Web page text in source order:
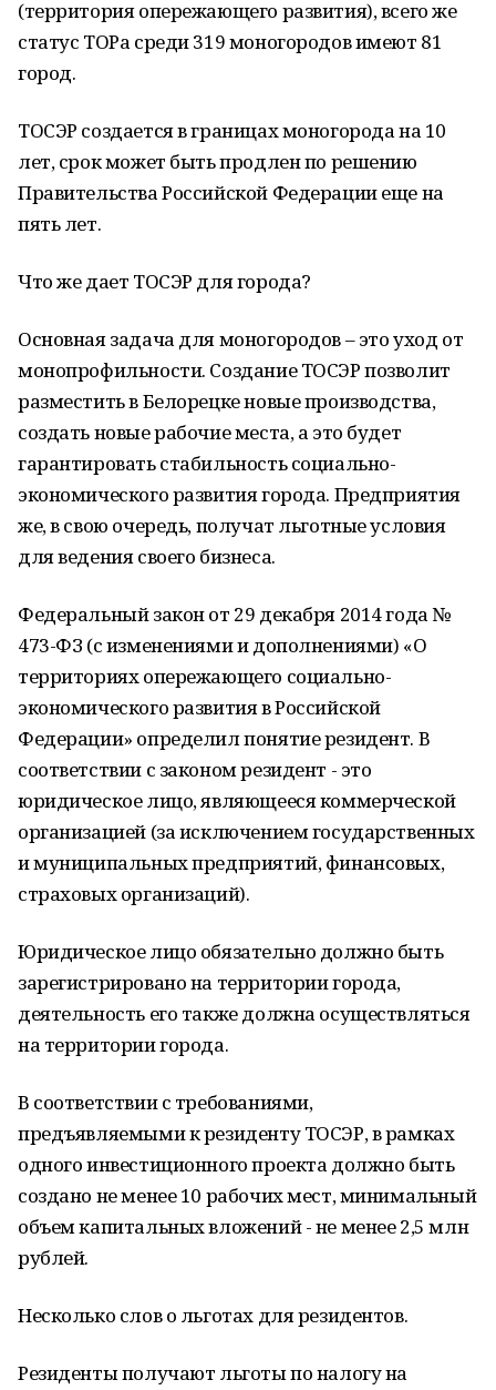
(территория опережающего развития), всего же
статус ТОРа среди 319 моногородов имеют 81
город.
ТОСЭР создается в границах моногорода на 10
лет, срок может быть продлен по решению
Правительства Российской Федерации еще на
пять лет.
Что же дает ТОСЭР для города?
Основная задача для моногородов – это уход от
монопрофильности. Создание ТОСЭР позволит
разместить в Белорецке новые производства,
создать новые рабочие места, а это будет
гарантировать стабильность социально-
экономического развития города. Предприятия
же, в свою очередь, получат льготные условия
для ведения своего бизнеса.
Федеральный закон от 29 декабря 2014 года №
473-ФЗ (с изменениями и дополнениями) «О
территориях опережающего социально-
экономического развития в Российской
Федерации» определил понятие резидент. В
соответствии с законом резидент - это
юридическое лицо, являющееся коммерческой
организацией (за исключением государственных
и муниципальных предприятий, финансовых,
страховых организаций).
Юридическое лицо обязательно должно быть
зарегистрировано на территории города,
деятельность его также должна осуществляться
на территории города.
В соответствии с требованиями,
предъявляемыми к резиденту ТОСЭР, в рамках
одного инвестиционного проекта должно быть
создано не менее 10 рабочих мест, минимальный
объем капитальных вложений - не менее 2,5 млн
рублей.
Несколько слов о льготах для резидентов.
Резиденты получают льготы по налогу на